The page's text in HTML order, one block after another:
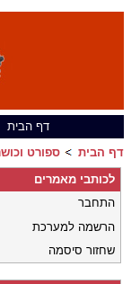
דף הבית
דף הבית
ספורט
לכותבי מאמרים
התחבר
הרשמה למערכת
שחזור סיסמה